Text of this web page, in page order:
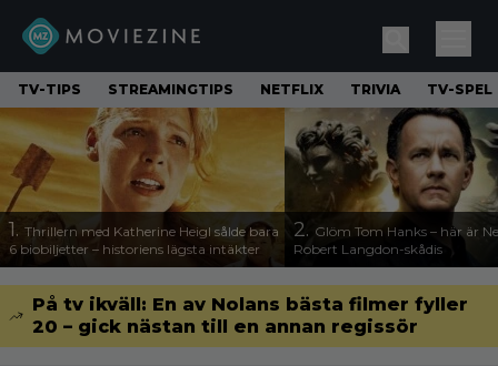
TV-TIPS STREAMINGTIPS NETFLIX TRIVIA TV-SPEL
1. Thrillern med Katherine Heigl sålde bara
6 biobiljetter – historiens lägsta intäkter
2. Glöm Tom Hanks – här är
Robert Langdon-skådis
På tv ikväll: En av Nolans bästa filmer fyller
20 – gick nästan till en annan regissör